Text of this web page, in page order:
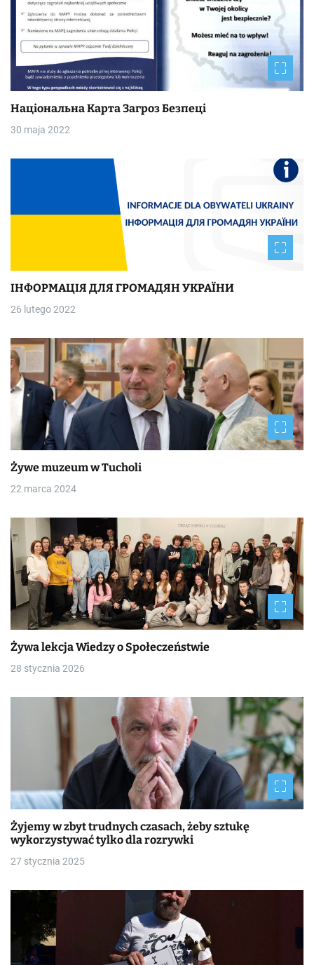
Національна Kapтa Загроз Безпеці
30 maja 2022
ІНФОРМАЦІЯ ДЛЯ ГРОМАДЯН УКРАЇНИ
26 lutego 2022
Żywe muzeum w Tucholi
22 marca 2024
Żywa lekcja Wiedzy o Społeczeństwie
28 stycznia 2026
Żyjemy w zbyt trudnych czasach, żeby sztukę
wykorzystywać tylko dla rozrywki
27 stycznia 2025